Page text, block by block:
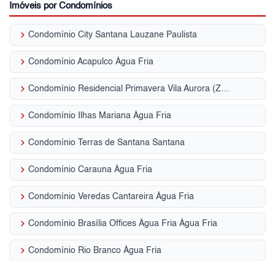
Imóveis por Condomínios
keyboard_arrow_right Condomínio City Santana Lauzane Paulista
keyboard_arrow_right Condomínio Acapulco Água Fria
keyboard_arrow_right Condomínio Residencial Primavera Vila Aurora (Zona Norte)
keyboard_arrow_right Condomínio Ilhas Mariana Água Fria
keyboard_arrow_right Condomínio Terras de Santana Santana
keyboard_arrow_right Condomínio Carauna Água Fria
keyboard_arrow_right Condomínio Veredas Cantareira Água Fria
keyboard_arrow_right Condomínio Brasília Offices Água Fria Água Fria
keyboard_arrow_right Condomínio Rio Branco Água Fria